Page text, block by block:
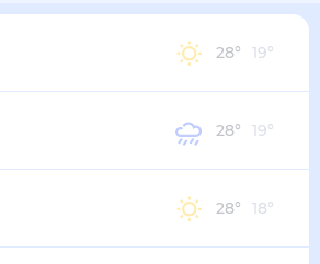
28° 19°
28° 19°
28° 18°